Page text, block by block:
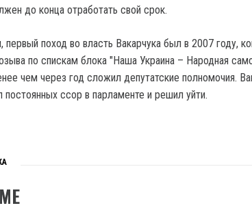
до конца отработать свой срок.
первый поход во власть Вакарчука был в 2007 году,
по спискам блока "Наша Украина – Народная
чем через год сложил депутатские полномочия.
ссор в парламенте и решил уйти.